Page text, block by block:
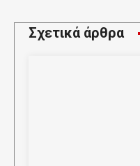
Σχετικά άρθρα